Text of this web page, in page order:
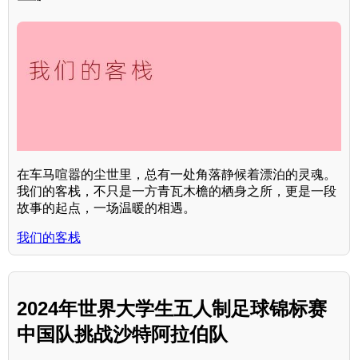
在车马喧嚣的尘世里，总有一处角落静候着漂泊的灵魂。
我们的客栈，不只是一方青瓦木檐的栖身之所，更是一段
故事的起点，一场温暖的相遇。
我们的客栈
2024年世界大学生五人制足球锦标赛
中国队挑战沙特阿拉伯队